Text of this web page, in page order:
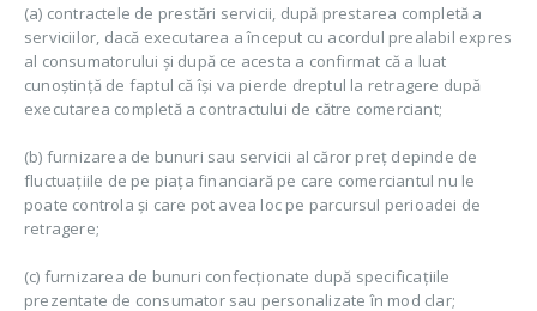
(a) contractele de prestări servicii, după prestarea completă a
serviciilor, dacă executarea a început cu acordul prealabil expres
al consumatorului și după ce acesta a confirmat că a luat
cunoștință de faptul că își va pierde dreptul la retragere după
executarea completă a contractului de către comerciant;
(b) furnizarea de bunuri sau servicii al căror preț depinde de
fluctuațiile de pe piața financiară pe care comerciantul nu le
poate controla și care pot avea loc pe parcursul perioadei de
retragere;
(c) furnizarea de bunuri confecționate după specificațiile
prezentate de consumator sau personalizate în mod clar;